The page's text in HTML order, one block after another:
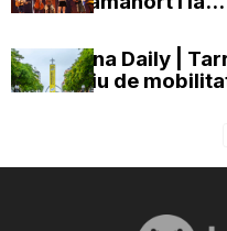
Tarragona Daily |
dispositiu de